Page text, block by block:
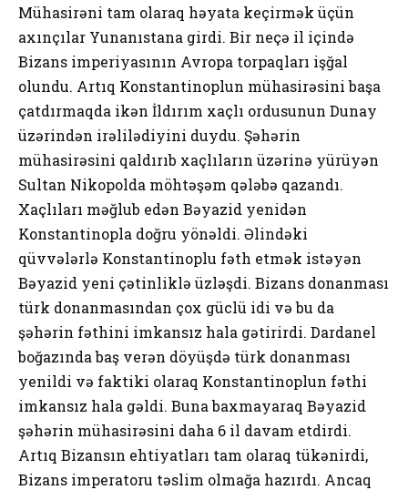
Mühasirəni tam olaraq həyata keçirmək üçün
axınçılar Yunanıstana girdi. Bir neçə il içində
Bizans imperiyasının Avropa torpaqları işğal
olundu. Artıq Konstantinoplun mühasirəsini başa
çatdırmaqda ikən İldırım xaçlı ordusunun Dunay
üzərindən irəlilədiyini duydu. Şəhərin
mühasirəsini qaldırıb xaçlıların üzərinə yürüyən
Sultan Nikopolda möhtəşəm qələbə qazandı.
Xaçlıları məğlub edən Bəyazid yenidən
Konstantinopla doğru yönəldi. Əlindəki
qüvvələrlə Konstantinoplu fəth etmək istəyən
Bəyazid yeni çətinliklə üzləşdi. Bizans donanması
türk donanmasından çox güclü idi və bu da
şəhərin fəthini imkansız hala gətirirdi. Dardanel
boğazında baş verən döyüşdə türk donanması
yenildi və faktiki olaraq Konstantinoplun fəthi
imkansız hala gəldi. Buna baxmayaraq Bəyazid
şəhərin mühasirəsini daha 6 il davam etdirdi.
Artıq Bizansın ehtiyatları tam olaraq tükənirdi,
Bizans imperatoru təslim olmağa hazırdı. Ancaq